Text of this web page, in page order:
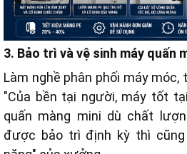
3. Bảo trì và vệ sinh máy quấn
Làm nghề phân phối máy
"Của bền tại người, máy tốt
quấn màng mini dù chất
được bảo trì định kỳ thì